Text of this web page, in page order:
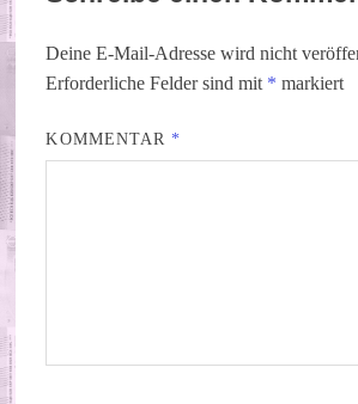
Deine E-Mail-Adresse wird nicht
Erforderliche Felder sind mit * markiert
KOMMENTAR *